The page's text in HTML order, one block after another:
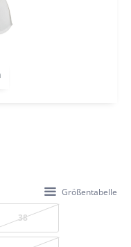
Größentabelle
38